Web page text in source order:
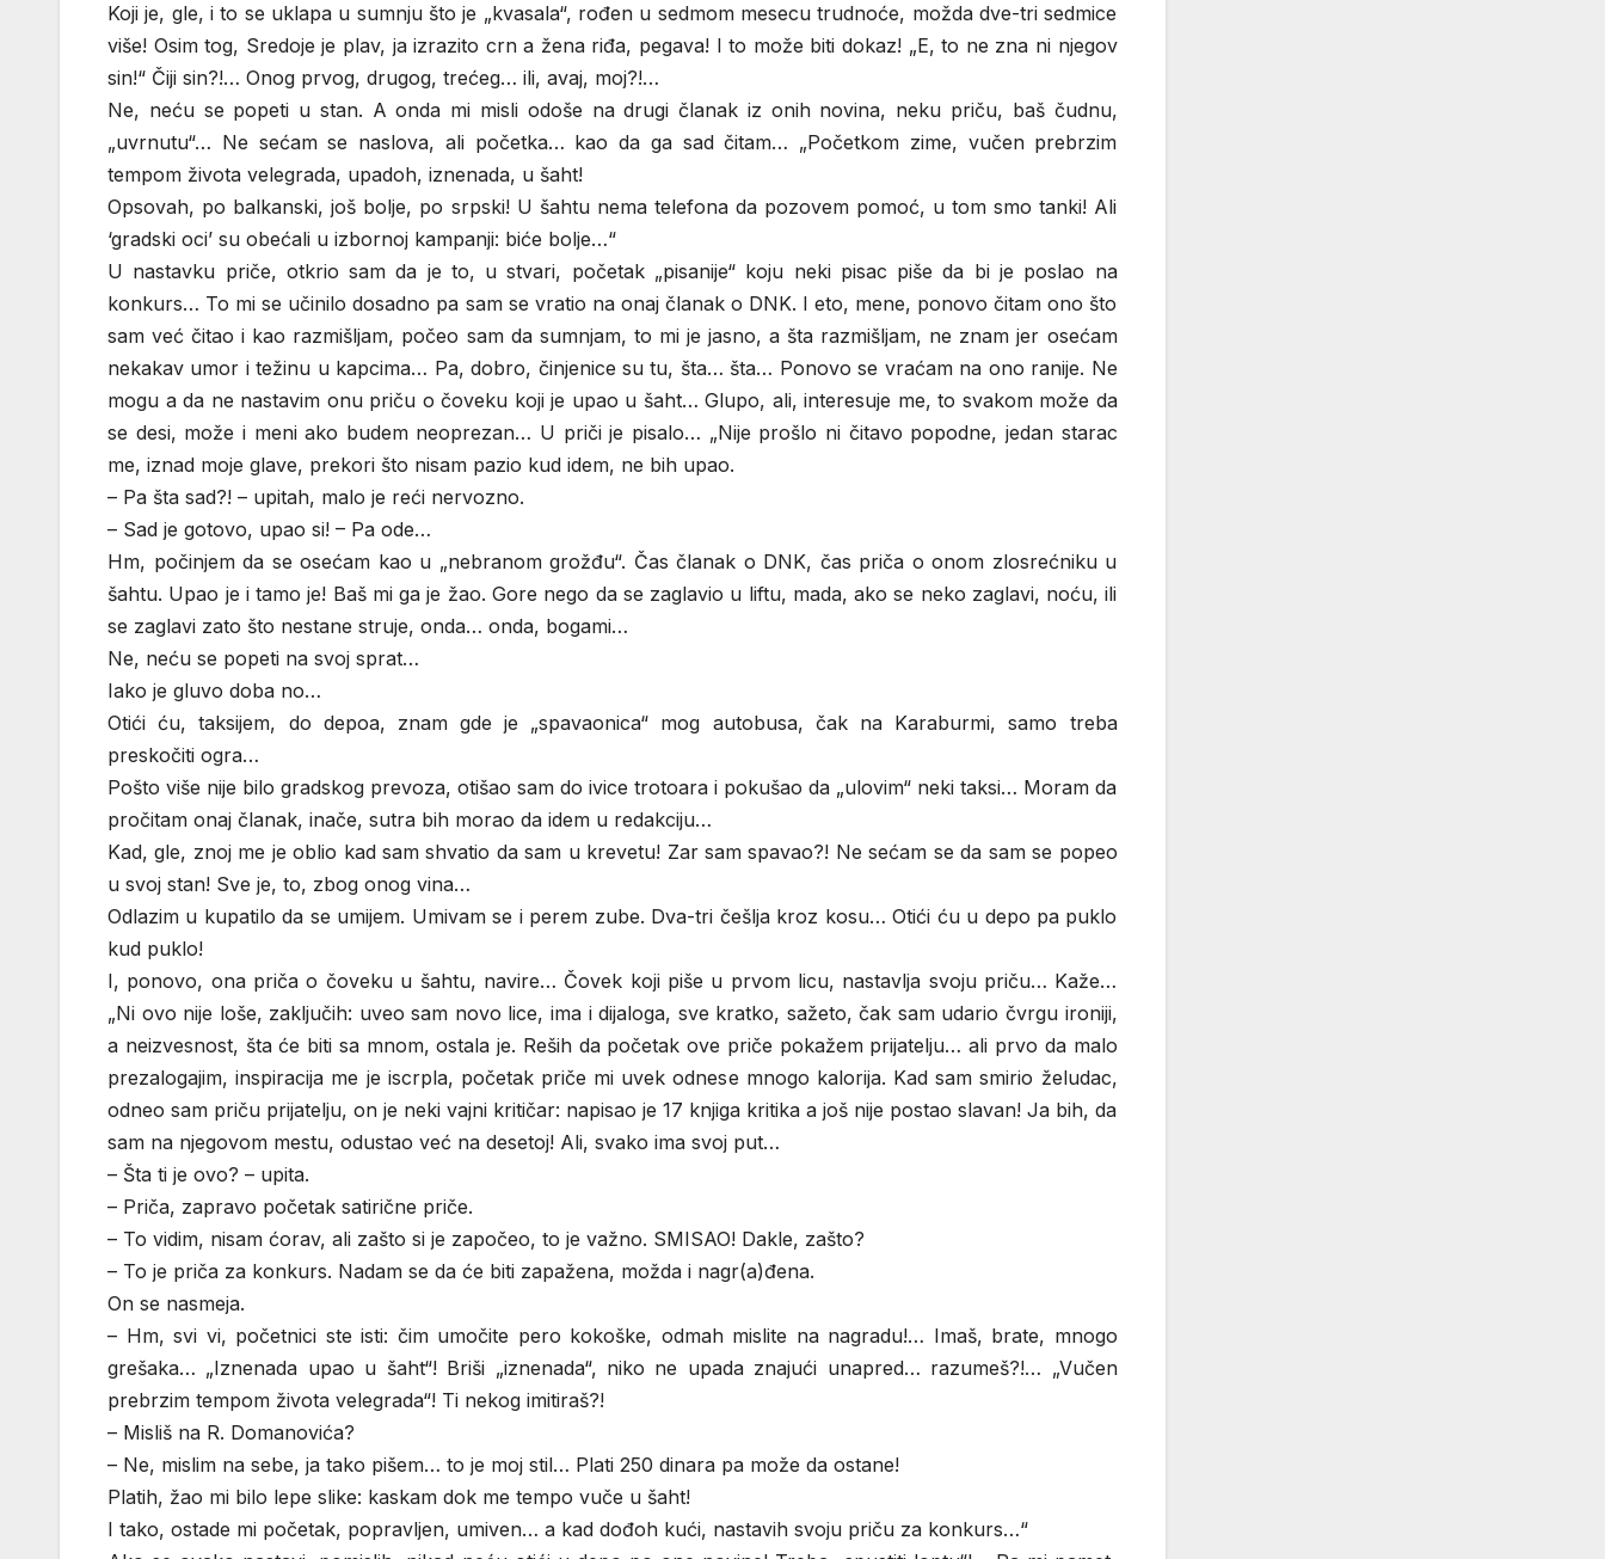
Koji je, gle, i to se uklapa u sumnju što je „kvasala“, rođen u sedmom mesecu trudnoće, možda dve-tri sedmice
više! Osim tog, Sredoje je plav, ja izrazito crn a žena riđa, pegava! I to može biti dokaz! „E, to ne zna ni njegov
sin!“ Čiji sin?!… Onog prvog, drugog, trećeg… ili, avaj, moj?!…
Ne, neću se popeti u stan. A onda mi misli odoše na drugi članak iz onih novina, neku priču, baš čudnu,
„uvrnutu“… Ne sećam se naslova, ali početka… kao da ga sad čitam… „Početkom zime, vučen prebrzim
tempom života velegrada, upadoh, iznenada, u šaht!
Opsovah, po balkanski, još bolje, po srpski! U šahtu nema telefona da pozovem pomoć, u tom smo tanki! Ali
‘gradski oci’ su obećali u izbornoj kampanji: biće bolje…“
U nastavku priče, otkrio sam da je to, u stvari, početak „pisanije“ koju neki pisac piše da bi je poslao na
konkurs… To mi se učinilo dosadno pa sam se vratio na onaj članak o DNK. I eto, mene, ponovo čitam ono što
sam već čitao i kao razmišljam, počeo sam da sumnjam, to mi je jasno, a šta razmišljam, ne znam jer osećam
nekakav umor i težinu u kapcima… Pa, dobro, činjenice su tu, šta… šta… Ponovo se vraćam na ono ranije. Ne
mogu a da ne nastavim onu priču o čoveku koji je upao u šaht… Glupo, ali, interesuje me, to svakom može da
se desi, može i meni ako budem neoprezan… U priči je pisalo… „Nije prošlo ni čitavo popodne, jedan starac
me, iznad moje glave, prekori što nisam pazio kud idem, ne bih upao.
– Pa šta sad?! – upitah, malo je reći nervozno.
– Sad je gotovo, upao si! – Pa ode…
Hm, počinjem da se osećam kao u „nebranom grožđu“. Čas članak o DNK, čas priča o onom zlosrećniku u
šahtu. Upao je i tamo je! Baš mi ga je žao. Gore nego da se zaglavio u liftu, mada, ako se neko zaglavi, noću, ili
se zaglavi zato što nestane struje, onda… onda, bogami…
Ne, neću se popeti na svoj sprat…
Iako je gluvo doba no…
Otići ću, taksijem, do depoa, znam gde je „spavaonica“ mog autobusa, čak na Karaburmi, samo treba
preskočiti ogra…
Pošto više nije bilo gradskog prevoza, otišao sam do ivice trotoara i pokušao da „ulovim“ neki taksi… Moram da
pročitam onaj članak, inače, sutra bih morao da idem u redakciju…
Kad, gle, znoj me je oblio kad sam shvatio da sam u krevetu! Zar sam spavao?! Ne sećam se da sam se popeo
u svoj stan! Sve je, to, zbog onog vina…
Odlazim u kupatilo da se umijem. Umivam se i perem zube. Dva-tri češlja kroz kosu… Otići ću u depo pa puklo
kud puklo!
I, ponovo, ona priča o čoveku u šahtu, navire… Čovek koji piše u prvom licu, nastavlja svoju priču… Kaže…
„Ni ovo nije loše, zaključih: uveo sam novo lice, ima i dijaloga, sve kratko, sažeto, čak sam udario čvrgu ironiji,
a neizvesnost, šta će biti sa mnom, ostala je. Reših da početak ove priče pokažem prijatelju… ali prvo da malo
prezalogajim, inspiracija me je iscrpla, početak priče mi uvek odnese mnogo kalorija. Kad sam smirio želudac,
odneo sam priču prijatelju, on je neki vajni kritičar: napisao je 17 knjiga kritika a još nije postao slavan! Ja bih, da
sam na njegovom mestu, odustao već na desetoj! Ali, svako ima svoj put…
– Šta ti je ovo? – upita.
– Priča, zapravo početak satirične priče.
– To vidim, nisam ćorav, ali zašto si je započeo, to je važno. SMISAO! Dakle, zašto?
– To je priča za konkurs. Nadam se da će biti zapažena, možda i nagr(a)đena.
On se nasmeja.
– Hm, svi vi, početnici ste isti: čim umočite pero kokoške, odmah mislite na nagradu!… Imaš, brate, mnogo
grešaka… „Iznenada upao u šaht“! Briši „iznenada“, niko ne upada znajući unapred… razumeš?!… „Vučen
prebrzim tempom života velegrada“! Ti nekog imitiraš?!
– Misliš na R. Domanovića?
– Ne, mislim na sebe, ja tako pišem… to je moj stil… Plati 250 dinara pa može da ostane!
Platih, žao mi bilo lepe slike: kaskam dok me tempo vuče u šaht!
I tako, ostade mi početak, popravljen, umiven… a kad dođoh kući, nastavih svoju priču za konkurs…“